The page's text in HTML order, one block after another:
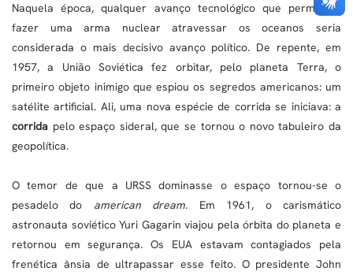
Naquela época, qualquer avanço tecnológico que permitisse
fazer uma arma nuclear atravessar os oceanos seria
considerada o mais decisivo avanço político. De repente, em
1957, a União Soviética fez orbitar, pelo planeta Terra, o
primeiro objeto inimigo que espiou os segredos americanos: um
satélite artificial. Ali, uma nova espécie de corrida se iniciava: a
corrida pelo espaço sideral, que se tornou o novo tabuleiro da
geopolítica.
O temor de que a URSS dominasse o espaço tornou-se o
pesadelo do american dream. Em 1961, o carismático
astronauta soviético Yuri Gagarin viajou pela órbita do planeta e
retornou em segurança. Os EUA estavam contagiados pela
frenética ânsia de ultrapassar esse feito. O presidente John